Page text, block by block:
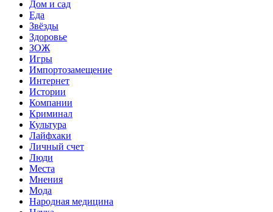
Дом и сад
Еда
Звёзды
Здоровье
ЗОЖ
Игры
Импортозамещение
Интернет
Истории
Компании
Криминал
Культура
Лайфхаки
Личный счет
Люди
Места
Мнения
Мода
Народная медицина